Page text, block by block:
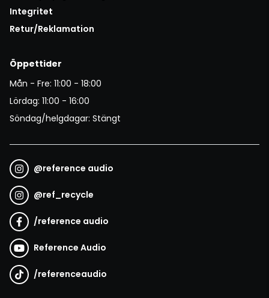
Integritet
Retur/Reklamation
Öppettider
Mån - Fre: 11:00 - 18:00
Lördag: 11:00 - 16:00
Söndag/helgdagar: Stängt
@reference audio
@ref_recycle
/reference audio
Reference Audio
/referenceaudio